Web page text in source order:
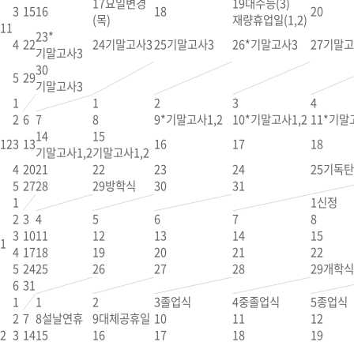
11
3 1516
(목)
18
재량휴업일(1,2) 20
4 2223*
기말고사3 24기말고사325기말고사3 26*기말고사3 27기말
5 2930
기말고사3
12
1 1 2 3
4
2 6 7 8 9*기말고사1,2 10*기말고사1,2 11*기말
3 1314
기말고사1,2
15
기말고사1,2 16 17
18
4 2021 22 23 24 25기독
5 2728 29방학식 30 31
1
1 1신정
2 3 4 5 6 7
8
3 1011 12 13 14
15
4 1718 19 20 21
22
5 2425 26 27 28 29개학식
6 31
2
1 1 2 3졸업식 4중졸업식 5종업식
2 7 8설날연휴 9대체공휴일 10 11
12
3 1415 16 17 18 19